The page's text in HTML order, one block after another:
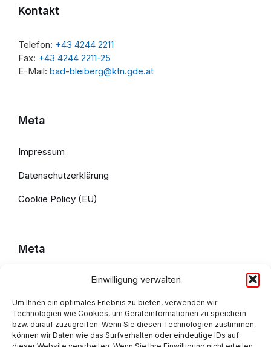
Einwilligung verwalten
Um Ihnen ein optimales Erlebnis zu bieten, verwenden wir
Technologien wie Cookies, um Geräteinformationen zu speichern
bzw. darauf zuzugreifen. Wenn Sie diesen Technologien zustimmen,
können wir Daten wie das Surfverhalten oder eindeutige IDs auf
Kontakt
Telefon: +43 4244 2211
Fax: +43 4244 2211-25
E-Mail: bad-bleiberg@ktn.gde.at
Meta
Impressum
Datenschutzerklärung
Cookie Policy (EU)
Meta
Datenschutzerklärung
Cookie Policy (EU)